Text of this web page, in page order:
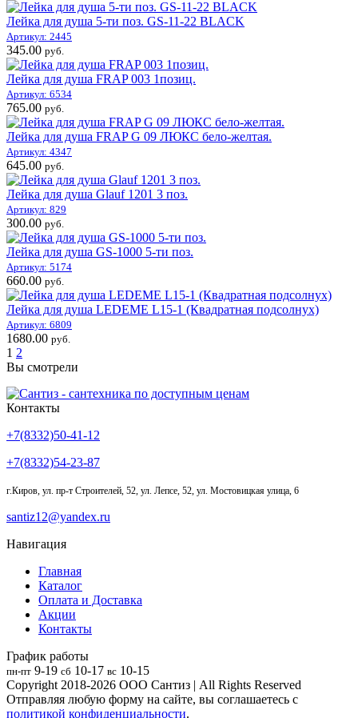
Лейка для душа 5-ти поз. GS-11-22 BLACK
Артикул: 2445
345.00 руб.
Лейка для душа FRAP 003 1позиц.
Артикул: 6534
765.00 руб.
Лейка для душа FRAP G 09 ЛЮКС бело-желтая.
Артикул: 4347
645.00 руб.
Лейка для душа Glauf 1201 3 поз.
Артикул: 829
300.00 руб.
Лейка для душа GS-1000 5-ти поз.
Артикул: 5174
660.00 руб.
Лейка для душа LEDEME L15-1 (Квадратная подсолнух)
Артикул: 6809
1680.00 руб.
1 2
Вы смотрели
Контакты
+7(8332)50-41-12
+7(8332)54-23-87
г.Киров, ул. пр-т Строителей, 52, ул. Лепсе, 52, ул. Мостовицкая улица, 6
santiz12@yandex.ru
Навигация
Главная
Каталог
Оплата и Доставка
Акции
Контакты
График работы
пн-пт 9-19 сб 10-17 вс 10-15
Copyright 2018-2026 ООО Сантиз | All Rights Reserved
Отправляя любую форму на сайте, вы соглашаетесь с
политикой конфиденциальности.